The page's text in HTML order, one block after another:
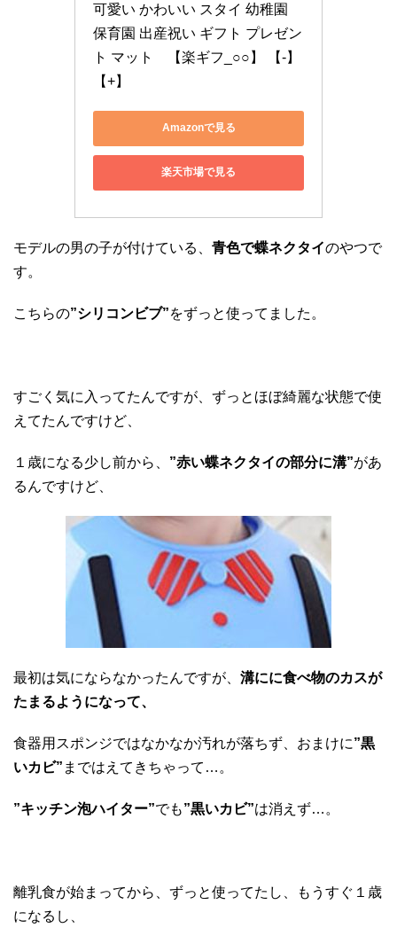
可愛い かわいい スタイ 幼稚園
保育園 出産祝い ギフト プレゼン
ト マット　【楽ギフ_○○】 【-】
【+】
Amazonで見る
楽天市場で見る
モデルの男の子が付けている、 青色で蝶ネクタイのやつで
す。
こちらの”シリコンビブ”をずっと使ってました。
すごく気に入ってたんですが、ずっとほぼ綺麗な状態で使
えてたんですけど、
１歳になる少し前から、 ”赤い蝶ネクタイの部分に溝”があ
るんですけど、
最初は気にならなかったんですが、 溝にに食べ物のカスが
たまるようになって、
食器用スポンジではなかなか汚れが落ちず、おまけに”黒
いカビ” まではえてきちゃって…。
”キッチン泡ハイター”でも”黒いカビ”は消えず…。
離乳食が始まってから、ずっと使ってたし、もうすぐ１歳
になるし、